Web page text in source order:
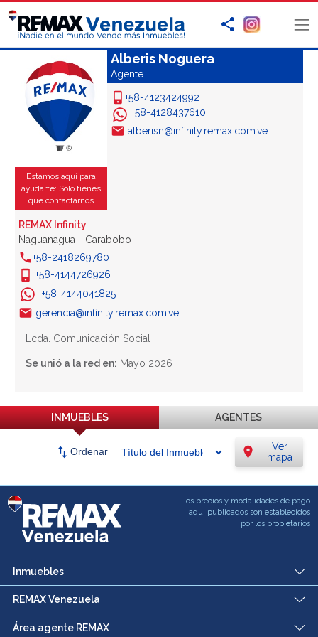
Estamos aquí para
ayudarte: Sólo tienes
que contactarnos
Alberis Noguera
Agente
+58-4123424992
+58-4128437610
alberisn@infinity.remax.com.ve
REMAX Infinity
Naguanagua - Carabobo
+58-2418269780
+58-4144726926
+58-4144041825
gerencia@infinity.remax.com.ve
Lcda. Comunicación Social
Se unió a la red en: Mayo 2026
INMUEBLES AGENTES
swap_vert Ordenar location_on
Ver
mapa
Los precios y modalidades de pago
aqui publicados son establecidos
por los propietarios
Inmuebles
REMAX Venezuela
Área agente REMAX